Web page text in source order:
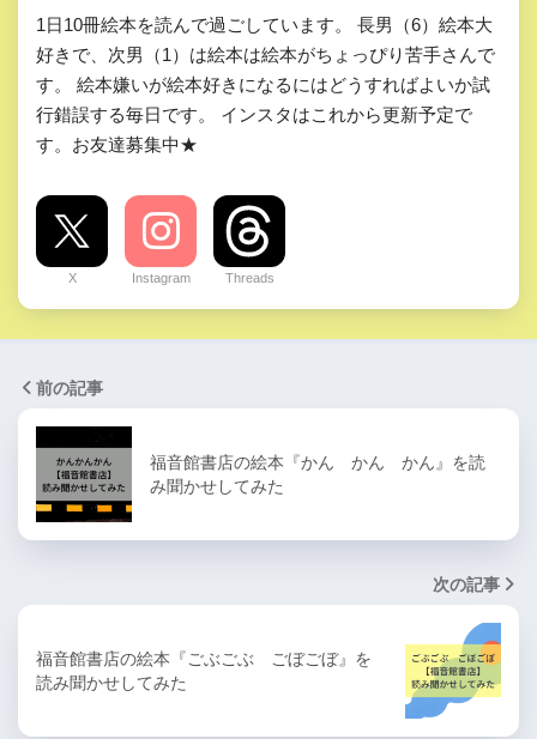
1日10冊絵本を読んで過ごしています。 長男（6）絵本大
好きで、次男（1）は絵本は絵本がちょっぴり苦手さんで
す。 絵本嫌いが絵本好きになるにはどうすればよいか試
行錯誤する毎日です。 インスタはこれから更新予定で
す。お友達募集中★
X Instagram Threads
前の記事
福音館書店の絵本『かん かん かん』を読
み聞かせしてみた
次の記事
福音館書店の絵本『ごぶごぶ ごぼごぼ』を
読み聞かせしてみた